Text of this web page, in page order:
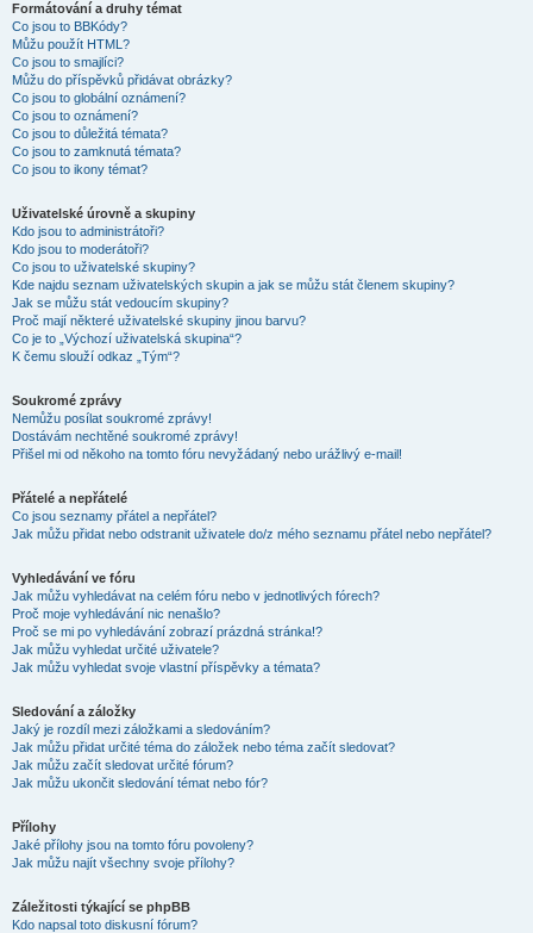
Formátování a druhy témat
Co jsou to BBKódy?
Můžu použít HTML?
Co jsou to smajlíci?
Můžu do příspěvků přidávat obrázky?
Co jsou to globální oznámení?
Co jsou to oznámení?
Co jsou to důležitá témata?
Co jsou to zamknutá témata?
Co jsou to ikony témat?
Uživatelské úrovně a skupiny
Kdo jsou to administrátoři?
Kdo jsou to moderátoři?
Co jsou to uživatelské skupiny?
Kde najdu seznam uživatelských skupin a jak se můžu stát členem skupiny?
Jak se můžu stát vedoucím skupiny?
Proč mají některé uživatelské skupiny jinou barvu?
Co je to „Výchozí uživatelská skupina“?
K čemu slouží odkaz „Tým“?
Soukromé zprávy
Nemůžu posílat soukromé zprávy!
Dostávám nechtěné soukromé zprávy!
Přišel mi od někoho na tomto fóru nevyžádaný nebo urážlivý e-mail!
Přátelé a nepřátelé
Co jsou seznamy přátel a nepřátel?
Jak můžu přidat nebo odstranit uživatele do/z mého seznamu přátel nebo nepřátel?
Vyhledávání ve fóru
Jak můžu vyhledávat na celém fóru nebo v jednotlivých fórech?
Proč moje vyhledávání nic nenašlo?
Proč se mi po vyhledávání zobrazí prázdná stránka!?
Jak můžu vyhledat určité uživatele?
Jak můžu vyhledat svoje vlastní příspěvky a témata?
Sledování a záložky
Jaký je rozdíl mezi záložkami a sledováním?
Jak můžu přidat určité téma do záložek nebo téma začít sledovat?
Jak můžu začít sledovat určité fórum?
Jak můžu ukončit sledování témat nebo fór?
Přílohy
Jaké přílohy jsou na tomto fóru povoleny?
Jak můžu najít všechny svoje přílohy?
Záležitosti týkající se phpBB
Kdo napsal toto diskusní fórum?